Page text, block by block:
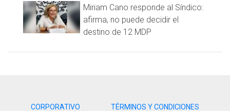
fuera de acción.
Otra preocupación para los Cowboys debe ser la
consistencia de Zuerlein, quien el domingo falló un gol de
El equipo de Dallas estuvo cerca de remontar el marcador
Miriam Cano responde al Síndico:
afirma, no puede decidir el
destino de 12 MDP
CORPORATIVO TÉRMINOS Y CONDICIONES